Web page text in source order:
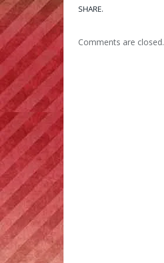
SHARE.
Comments are closed.